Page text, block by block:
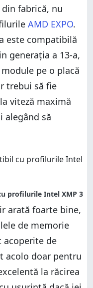
din fabrică, nu
AMD EXPO.
este compatibilă
generația a 13-a,
pe o placă
trebui să fie
viteză maximă
alegând să
arată foarte bine,
de memorie
acoperite de
acolo doar pentru
la răcirea